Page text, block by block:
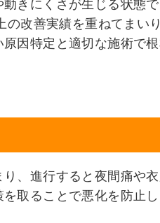
きにくさが生じる状態で
改善実績を重ねてまい
因特定と適切な施術で
、進行すると夜間痛や
取ることで悪化を防止し